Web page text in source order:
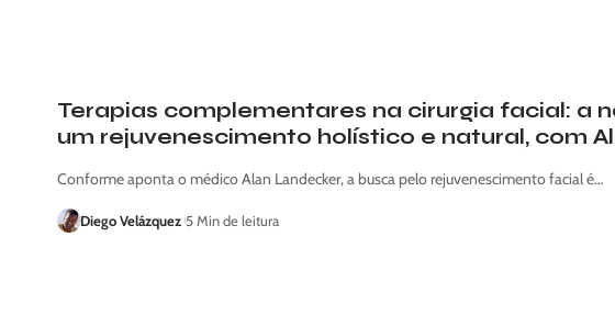
Terapias complementares na cirurgia facial: a
um rejuvenescimento holístico e natural, com
Conforme aponta o médico Alan Landecker, a busca pelo rejuvenescimento facial é…
Diego Velázquez 5 Min de leitura